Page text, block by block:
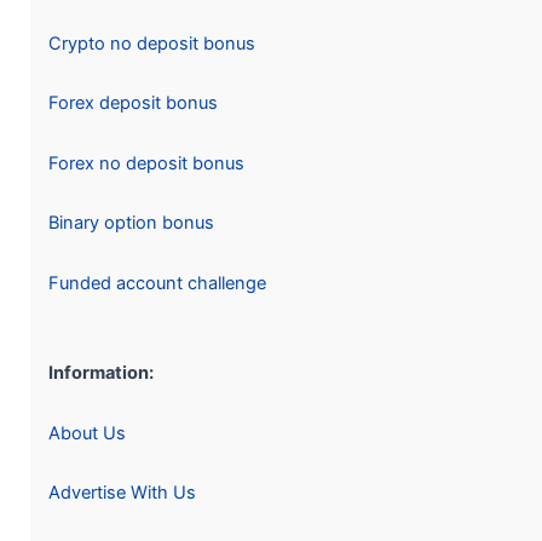
Crypto no deposit bonus
Forex deposit bonus
Forex no deposit bonus
Binary option bonus
Funded account challenge
Information:
About Us
Advertise With Us